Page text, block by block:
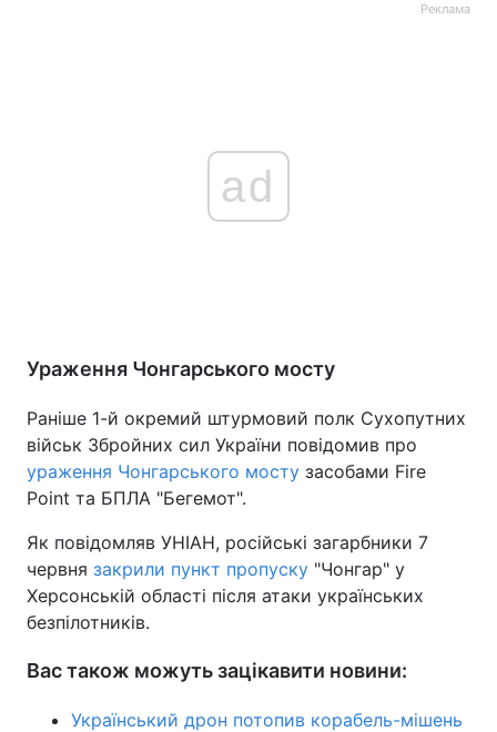
Реклама
ad
Ураження Чонгарського мосту
Раніше 1-й окремий штурмовий полк Сухопутних
військ Збройних сил України повідомив про
ураження Чонгарського мосту засобами Fire
Point та БПЛА "Бегемот".
Як повідомляв УНІАН, російські загарбники 7
червня закрили пункт пропуску "Чонгар" у
Херсонській області після атаки українських
безпілотників.
Вас також можуть зацікавити новини:
Український дрон потопив корабель-мішень